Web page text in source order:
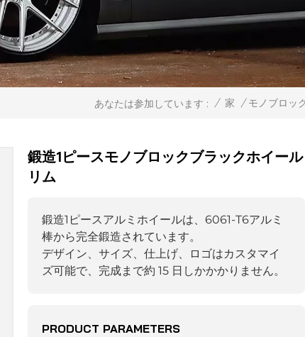
あなたは参加しています : / 家 / モノブロッ
鍛造1ピースモノブロックブラックホイール
リム
鍛造1ピースアルミホイールは、6061-T6アルミ
棒から完全鍛造されています。
デザイン、サイズ、仕上げ、ロゴはカスタマイ
ズ可能で、完成まで約 15 日しかかかりません。
PRODUCT PARAMETERS